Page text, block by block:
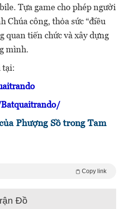
Tựa game cho phép người
Chúa công, thỏa sức “điều
quan tiến chức và xây dựng
mình.
tại:
Phượng Sồ trong Tam
Copy link
Đồ